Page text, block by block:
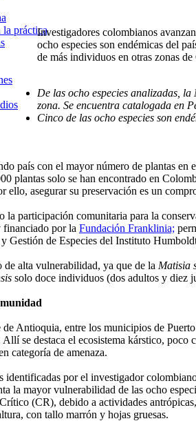
prácticaInvestigadores colombianos
ocho especies son endémicas del
de más individuos en otras zonas
De las ocho especies analizadas,
zona. Se encuentra catalogada en
Cinco de las ocho especies son
país con el mayor número de plantas en
plantas solo se han encontrado en
ello, asegurar su preservación es un
participación comunitaria para la
por la Fundación Franklinia;
Gestión de Especies del Instituto
de alta vulnerabilidad, ya que de la Matisia
solo doce individuos (dos adultos y diez
Antioquia, entre los municipios de
se destaca el ecosistema kárstico,
categoría de amenaza.
identificadas por el investigador
la mayor vulnerabilidad de las ocho
(CR), debido a actividades
con tallo marrón y hojas gruesas.